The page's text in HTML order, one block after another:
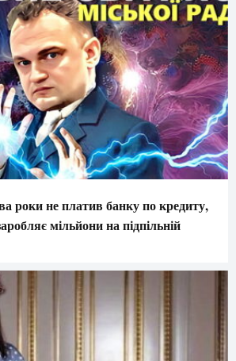
роки не платив банку по кредиту,
мільйони на підпільній